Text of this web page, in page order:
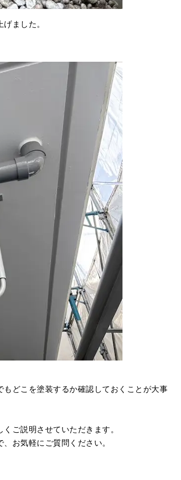
ました。
どこを塗装するか確認しておくことが大事
ご説明させていただきます。
お気軽にご質問ください。